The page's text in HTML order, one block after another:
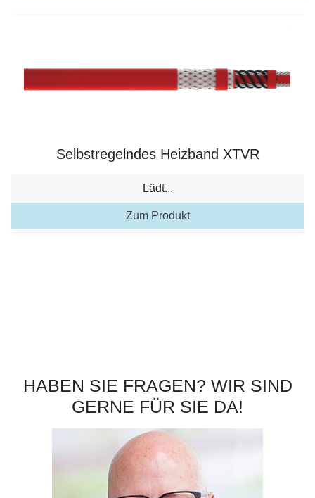
Selbstregelndes Heizband XTVR
Lädt...
Zum Produkt
HABEN SIE FRAGEN? WIR SIND
GERNE FÜR SIE DA!